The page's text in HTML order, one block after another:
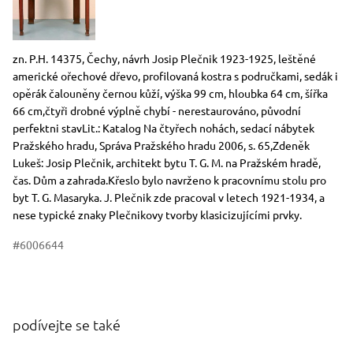
Rozměry
Stručný popis předmětu
zn. P.H. 14375, Čechy, návrh Josip Plečnik 1923-1925, leštěné
americké ořechové dřevo, profilovaná kostra s područkami, sedák i
opěrák čalouněny černou kůží, výška 99 cm, hloubka 64 cm, šířka
66 cm,čtyři drobné výplně chybí - nerestaurováno, původní
perfektni stavLit.: Katalog Na čtyřech nohách, sedací nábytek
Pražského hradu, Správa Pražského hradu 2006, s. 65,Zdeněk
Lukeš: Josip Plečnik, architekt bytu T. G. M. na Pražském hradě,
čas. Dům a zahrada.Křeslo bylo navrženo k pracovnímu stolu pro
byt T. G. Masaryka. J. Plečnik zde pracoval v letech 1921-1934, a
nese typické znaky Plečnikovy tvorby klasicizujícími prvky.
#6006644
podívejte se také